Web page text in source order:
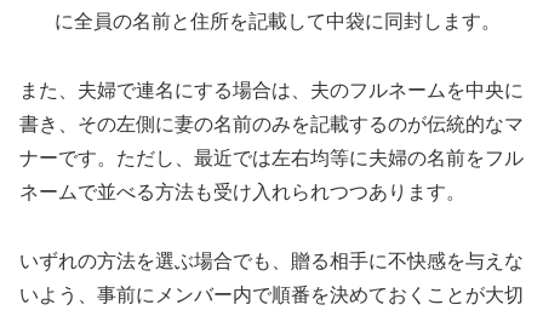
に全員の名前と住所を記載して中袋に同封します。
また、夫婦で連名にする場合は、夫のフルネームを中央に
書き、その左側に妻の名前のみを記載するのが伝統的なマ
ナーです。ただし、最近では左右均等に夫婦の名前をフル
ネームで並べる方法も受け入れられつつあります。
いずれの方法を選ぶ場合でも、贈る相手に不快感を与えな
いよう、事前にメンバー内で順番を決めておくことが大切